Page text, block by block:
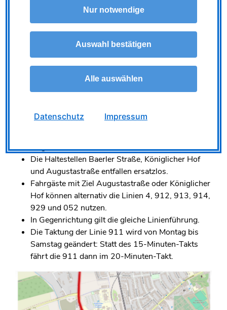
Linien 32 und 911– geänderte Linienführung:
Rheinberger Straße wird nicht mehr bedient.
Auf der Klever Straße werden die
eingerichtet.
Die Haltestellen Baerler Straße, Königlicher Hof
und Augustastraße entfallen ersatzlos.
Fahrgäste mit Ziel Augustastraße oder Königlicher
Hof können alternativ die Linien 4, 912, 913, 914,
929 und 052 nutzen.
In Gegenrichtung gilt die gleiche Linienführung.
Die Taktung der Linie 911 wird von Montag bis
Samstag geändert: Statt des 15-Minuten-Takts
fährt die 911 dann im 20-Minuten-Takt.
Nur notwendige
Auswahl bestätigen
Alle auswählen
Datenschutz Impressum